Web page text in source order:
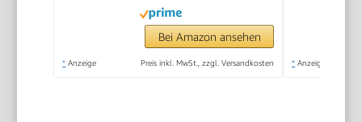
Bei Amazon ansehen
* Anzeige Preis inkl. MwSt., zzgl. Versandkosten * Anzeige